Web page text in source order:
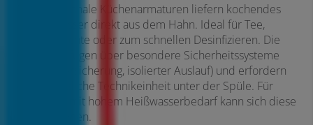
Multifunktionale Küchenarmaturen liefern kochendes
heißes Wasser direkt aus dem Hahn. Ideal für Tee,
Instantgerichte oder zum schnellen Desinfizieren. Die
Geräte verfügen über besondere Sicherheitssysteme
(z. B. Kindersicherung, isolierter Auslauf) und erfordern
eine zusätzliche Technikeinheit unter der Spüle. Für
Haushalte mit hohem Heißwasserbedarf kann sich diese
Lösung lohnen.